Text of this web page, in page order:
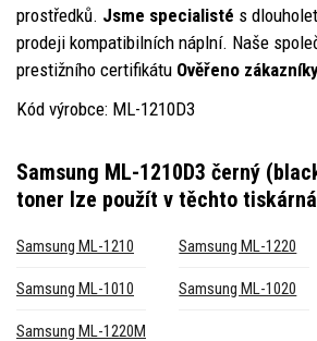
prostředků. Jsme specialisté s
prodeji kompatibilních náplní. Naše
prestižního certifikátu Ověřeno
Kód výrobce: ML-1210D3
Samsung ML-1210D3 černý
toner lze použít v těchto
Samsung ML-1210 Samsung ML-1220
Samsung ML-1010 Samsung ML-1020
Samsung ML-1220M